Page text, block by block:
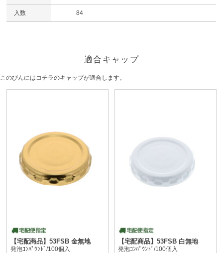
入数 84
適合キャップ
このびんにはコチラのキャップが適合します。
【宅配商品】53FSB 金無地
発泡ｺﾝﾊﾟｳﾝﾄﾞ/100個入
【宅配商品】53FSB 白無地
発泡ｺﾝﾊﾟｳﾝﾄﾞ/100個入